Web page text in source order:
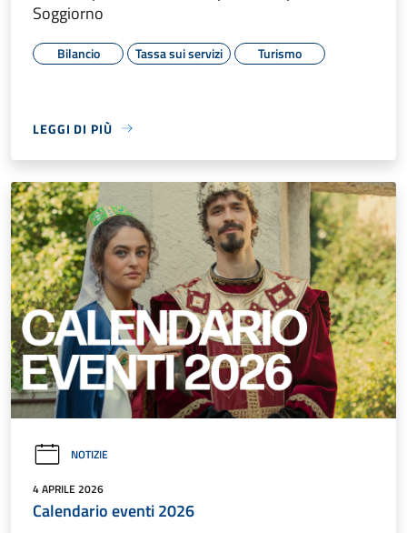
Soggiorno
Bilancio Tassa sui servizi Turismo
LEGGI DI PIÙ
NOTIZIE
4 APRILE 2026
Calendario eventi 2026